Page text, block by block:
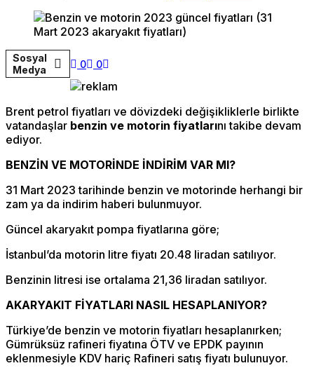
Sosyal
Medya
0 0
Brent petrol fiyatları ve dövizdeki değişikliklerle birlikte
vatandaşlar benzin ve motorin fiyatlarını takibe devam
ediyor.
BENZİN VE MOTORİNDE İNDİRİM VAR MI?
31 Mart 2023 tarihinde benzin ve motorinde herhangi bir
zam ya da indirim haberi bulunmuyor.
Güncel akaryakıt pompa fiyatlarına göre;
İstanbul’da motorin litre fiyatı 20.48 liradan satılıyor.
Benzinin litresi ise ortalama 21,36 liradan satılıyor.
AKARYAKIT FİYATLARI NASIL HESAPLANIYOR?
Türkiye’de benzin ve motorin fiyatları hesaplanırken;
Gümrüksüz rafineri fiyatına ÖTV ve EPDK payının
eklenmesiyle KDV hariç Rafineri satış fiyatı bulunuyor.